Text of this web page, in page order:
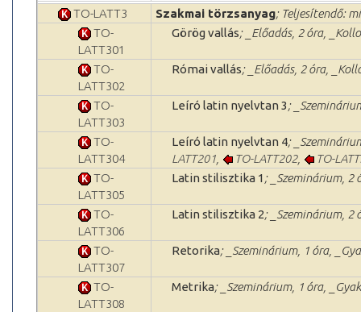
TO-LATT3
Szakmai törzsanyag; Teljesítendő:
TO-
LATT301
Görög vallás; _Előadás, 2 óra,
TO-
LATT302
Római vallás; _Előadás, 2 óra,
TO-
LATT303
Leíró latin nyelvtan 3;
TO-
LATT304
Leíró latin nyelvtan 4;
LATT201
TO-LATT202,
TO-
TO-
LATT305
Latin stilisztika 1; _Szeminárium, 2
TO-
LATT306
Latin stilisztika 2; _Szeminárium, 2
TO-
LATT307
Retorika; _Szeminárium, 1 óra,
TO-
LATT308
Metrika; _Szeminárium, 1 óra,